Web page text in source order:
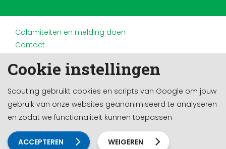
Cookie instellingen
Scouting gebruikt cookies en scripts van Google om jouw
gebruik van onze websites geanonimiseerd te analyseren
en zodat we functionaliteit kunnen toepassen
ACCEPTEREN WEIGEREN
Calamiteiten en melding doen
Contact
Doneren en nalaten
Privacy
Werken bij
Cookie-instellingen
Ontwikkeld door a&m impact